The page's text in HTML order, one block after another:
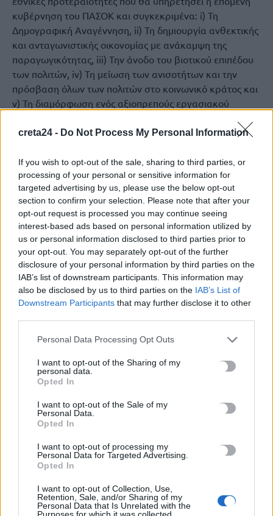
creta24 - Do Not Process My Personal Information
If you wish to opt-out of the sale, sharing to third parties, or
processing of your personal or sensitive information for
targeted advertising by us, please use the below opt-out
section to confirm your selection. Please note that after your
opt-out request is processed you may continue seeing
interest-based ads based on personal information utilized by
us or personal information disclosed to third parties prior to
your opt-out. You may separately opt-out of the further
disclosure of your personal information by third parties on the
IAB’s list of downstream participants. This information may
also be disclosed by us to third parties on the IAB’s List of
Downstream Participants that may further disclose it to other
Personal Data Processing Opt Outs
I want to opt-out of the Sharing of my
personal data.
Opted In
I want to opt-out of the Sale of my
Personal Data.
Opted In
I want to opt-out of processing my
Personal Data for Targeted Advertising.
Opted In
I want to opt-out of Collection, Use,
Retention, Sale, and/or Sharing of my
Personal Data that Is Unrelated with the
Purposes for which it was collected.
κυβέρνηση του ΠΑΣΟΚ και συγκεκριμένα: i) Τη
Δημογραφική Αναγέννηση, ii) Τη δημιουργία ανθεκτικής
και ανταγωνιστικής οικονομίας με ανάκαμψη της
παραγωγικότητας, iii) Την άνοδο του βιοτικού επιπέδου
των πολιτών, iv) Τη μείωση των ανισοτήτων και την
πρόσβαση όλων των πολιτών στο κοινωνικό κράτος και
v) Τη διαμόρφωση ενός αξιοπρεπούς εργασιακού
Πρόεδρος του ΠΑΣΟΚ παρέθεσε συγκεκριμένες και
πλήρως κοστολογημένες προτάσεις για την
μεταρρύθμιση του Κράτους, την καταπολέμηση της
ακρίβειας, την ανασυγκρότηση του πρωτογενούς τομέα
με επίκεντρο τη μείωση του κόστους παραγωγής, την
περιφερειακή ανάπτυξη, την προστασία της ελληνικής
περιουσίας, το ιδιωτικό χρέος, το φορολογικό σύστημα
κ.ά.
Μετά το πέρας της παρουσίασης του κυβερνητικού
προγράμματος του ΠΑΣΟΚ, ο Βουλευτής Ρεθύμνης Μ.
αλλαγή που έχει ανάγκη ο τόπος. Με ένα ολοκληρωμένο
και κοστολογημένο πρόγραμμα, με εθνικές
προτεραιότητες που απαντούν στα μεγάλα προβλήματα
της κοινωνίας, δίνουμε ξανά ελπίδα και προοπτική στους
πολίτες. Η καθημερινότητα των αγροτών, των
επαγγελματιών, των νέων και όλων όσων δοκιμάζονται,
απαιτεί λύσεις που θα στηρίζουν το εισόδημα, θα
μειώνουν τις ανισότητες και θα διασφαλίζουν
αξιοπρεπείς συνθήκες ζωής και εργασίας. Είμαστε
έτοιμοι, με σοβαρότητα και υπευθυνότητα, να σταθούμε
δίπλα σε κάθε πολίτη και να οικοδομήσουμε τη νέα
πορεία της χώρας».